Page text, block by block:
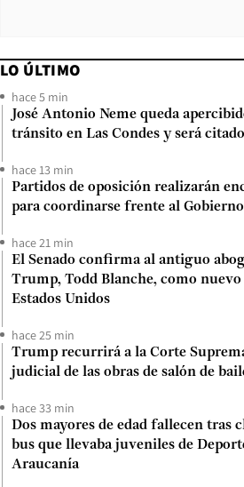
LO ÚLTIMO
hace 5 min
José Antonio Neme queda
tránsito en Las Condes y será
hace 13 min
Partidos de oposición realizarán
para coordinarse frente al Gobierno
hace 21 min
El Senado confirma al antiguo
Trump, Todd Blanche, como
Estados Unidos
hace 25 min
Trump recurrirá a la Corte
judicial de las obras de salón de
hace 33 min
Dos mayores de edad fallecen tras
bus que llevaba juveniles de
Araucanía